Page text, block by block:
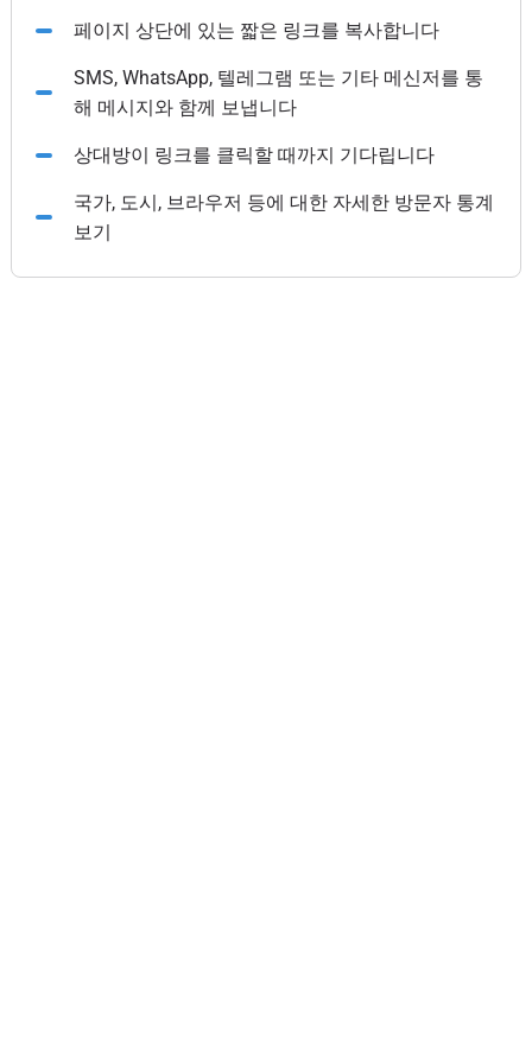
페이지 상단에 있는 짧은 링크를 복사합니다
SMS, WhatsApp, 텔레그램 또는 기타 메신저를 통
해 메시지와 함께 보냅니다
상대방이 링크를 클릭할 때까지 기다립니다
국가, 도시, 브라우저 등에 대한 자세한 방문자 통계
보기